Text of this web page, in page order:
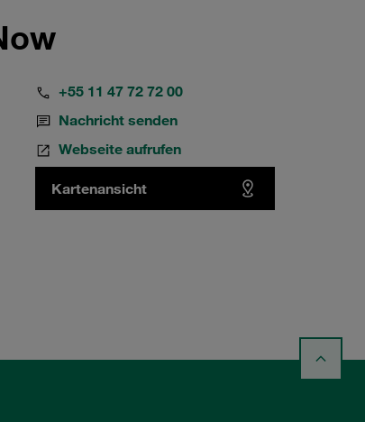
+55 11 47 72 72 00
Nachricht senden
Webseite aufrufen
Kartenansicht